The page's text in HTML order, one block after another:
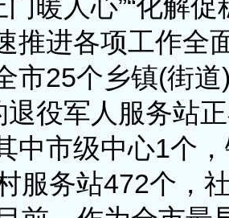
门暖人心”“化解促
推进各项工作全
市25个乡镇(街
退役军人服务站
中市级中心1个
服务站472个，